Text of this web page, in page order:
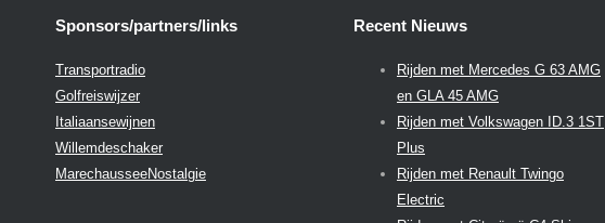
Sponsors/partners/links
Transportradio
Golfreiswijzer
Italiaansewijnen
Willemdeschaker
MarechausseeNostalgie
Recent Nieuws
Rijden met Mercedes G 63 AMG
en GLA 45 AMG
Rijden met Volkswagen ID.3 1ST
Plus
Rijden met Renault Twingo
Electric